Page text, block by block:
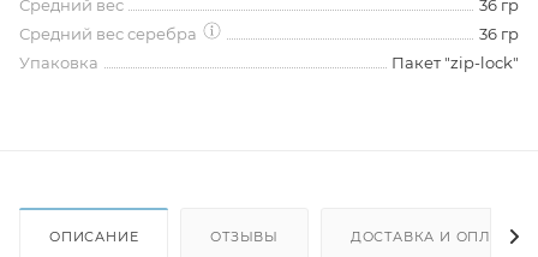
Средний вес
36 гр
Средний вес серебра
36 гр
Упаковка
Пакет "zip-lock"
ОПИСАНИЕ ОТЗЫВЫ ДОСТАВКА И ОПЛАТА